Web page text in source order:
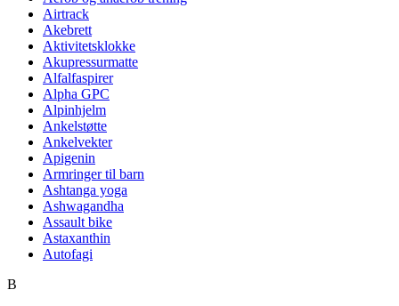
Airtrack
Akebrett
Aktivitetsklokke
Akupressurmatte
Alfalfaspirer
Alpha GPC
Alpinhjelm
Ankelstøtte
Ankelvekter
Apigenin
Armringer til barn
Ashtanga yoga
Ashwagandha
Assault bike
Astaxanthin
Autofagi
B